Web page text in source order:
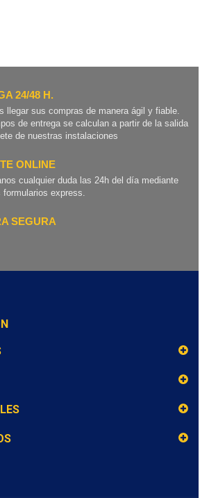
24/48 H.
llegar sus compras de manera ágil y fiable.
de entrega se calculan a partir de la salida
de nuestras instalaciones
ONLINE
cualquier duda las 24h del día mediante
formularios express.
SEGURA